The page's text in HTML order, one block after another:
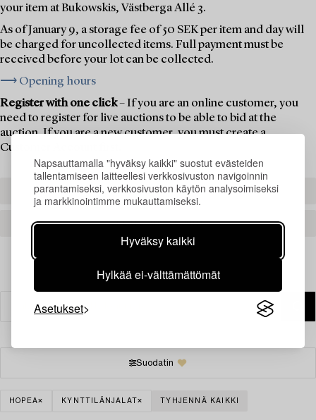
Napsauttamalla "hyväksy kaikki" suostut evästeiden
tallentamiseen laitteellesi verkkosivuston navigoinnin
parantamiseksi, verkkosivuston käytön analysoimiseksi
ja markkinointimme mukauttamiseksi.
Hyväksy kaikki
Hylkää ei-välttämättömät
Asetukset
your item at Bukowskis, Västberga Allé 3.
As of January 9, a storage fee of 50 SEK per item and day will
be charged for uncollected items. Full payment must be
received before your lot can be collected.
⟶ Opening hours
Register with one click– If you are an online customer, you
need to register for live auctions to be able to bid at the
auction. If you are a new customer, you must create a
Customer Account first.
REGISTER TO BID
CREATE AN ACCOUNT
Suodatin
HOPEA KYNTTILÄNJALAT TYHJENNÄ KAIKKI